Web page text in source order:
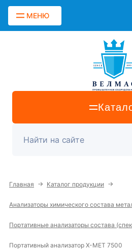
МЕНЮ
Главная → Каталог продукции →
Анализаторы химического состава
Портативные анализаторы состава
Портативный анализатор X-MET 7500